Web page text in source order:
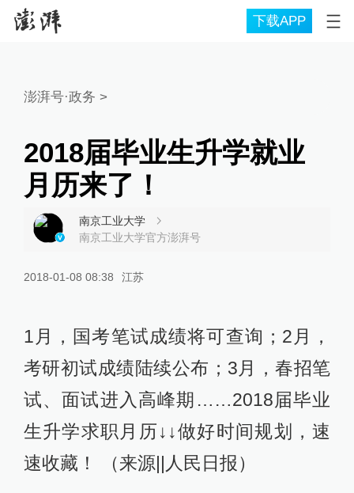
下载APP
澎湃号·政务 >
2018届毕业生升学就业
月历来了！
南京工业大学
南京工业大学官方澎湃号
2018-01-08 08:38 江苏
1月，国考笔试成绩将可查询；2月，
考研初试成绩陆续公布；3月，春招笔
试、面试进入高峰期……2018届毕业
生升学求职月历↓↓做好时间规划，速
速收藏！ （来源||人民日报）